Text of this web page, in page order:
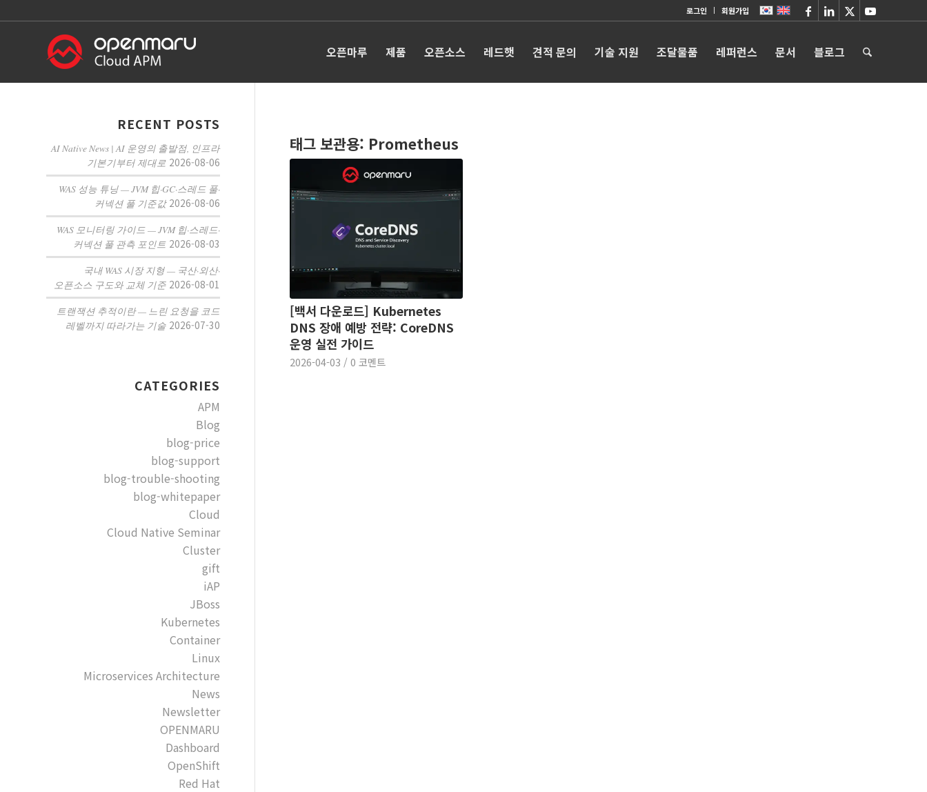
로그인 회원가입
오픈마루 제품 오픈소스 레드햇 견적 문의 기술 지원 조달물품 레퍼런스 문서 블로그
태그 보관용: Prometheus
[백서 다운로드] Kubernetes
DNS 장애 예방 전략: CoreDNS
운영 실전 가이드
2026-04-03 / 0 코멘트
RECENT POSTS
AI Native News | AI 운영의 출발점, 인프라
기본기부터 제대로 2026-08-06
WAS 성능 튜닝 — JVM 힙·GC·스레드 풀·
커넥션 풀 기준값 2026-08-06
WAS 모니터링 가이드 — JVM 힙·스레드·
커넥션 풀 관측 포인트 2026-08-03
국내 WAS 시장 지형 — 국산·외산·
오픈소스 구도와 교체 기준 2026-08-01
트랜잭션 추적이란 — 느린 요청을 코드
레벨까지 따라가는 기술 2026-07-30
CATEGORIES
APM
Blog
blog-price
blog-support
blog-trouble-shooting
blog-whitepaper
Cloud
Cloud Native Seminar
Cluster
gift
iAP
JBoss
Kubernetes
Container
Linux
Microservices Architecture
News
Newsletter
OPENMARU
Dashboard
OpenShift
Red Hat